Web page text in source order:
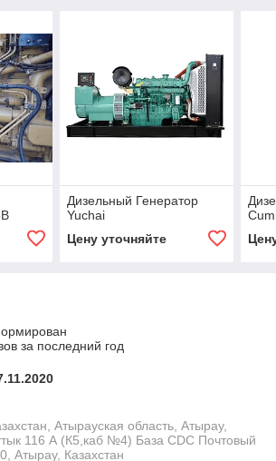
Дизельный Генератор
Yuchai
Цену уточняйте
за последний год
Атырауская область, Атырау,
116 А (К5,каб №4) База CDC Почтовый
Атырау, Казахстан